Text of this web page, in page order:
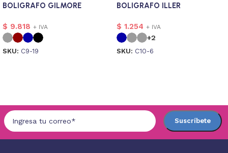
BOLIGRAFO GILMORE
$ 9.818 + IVA
SKU: C9-19
BOLIGRAFO ILLER
$ 1.254 + IVA
+2
SKU: C10-6